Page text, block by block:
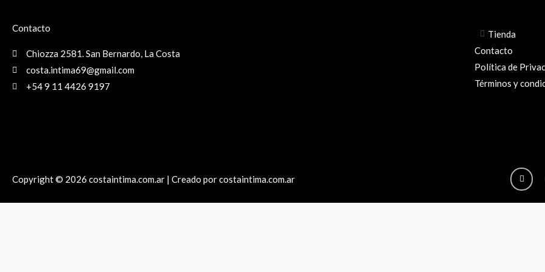
Contacto
Chiozza 2581. San Bernardo, La Costa
costa.intima69@gmail.com
+54 9 11 4426 9197
Tienda
Contacto
Política de
Términos y
Copyright © 2026 costaintima.com.ar | Creado por costaintima.com.ar